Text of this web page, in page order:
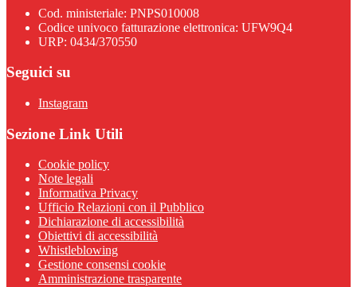
Cod. ministeriale: PNPS010008
Codice univoco fatturazione elettronica: UFW9Q4
URP: 0434/370550
Seguici su
Instagram
Sezione Link Utili
Cookie policy
Note legali
Informativa Privacy
Ufficio Relazioni con il Pubblico
Dichiarazione di accessibilità
Obiettivi di accessibilità
Whistleblowing
Gestione consensi cookie
Amministrazione trasparente